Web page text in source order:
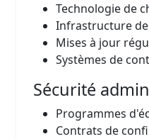
Technologie de
Infrastructure
Mises à jour
Systèmes de
Sécurité
Programmes
Contrats de